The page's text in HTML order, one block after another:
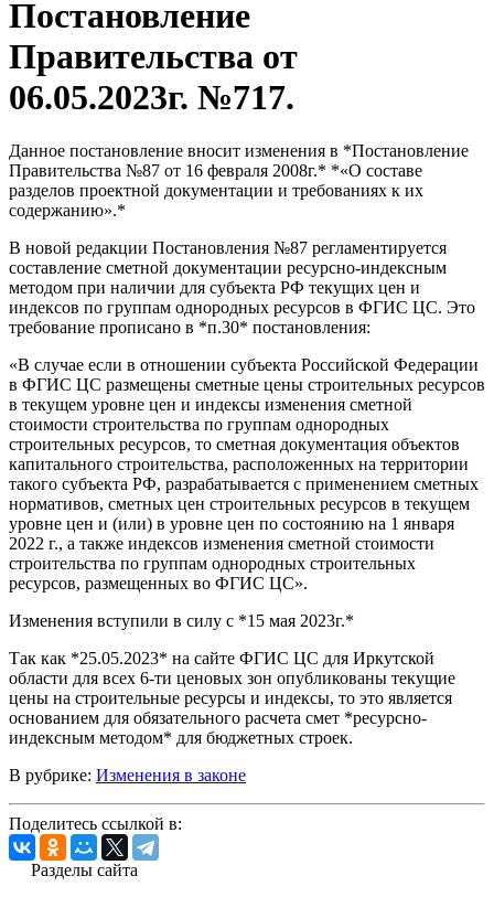
Постановление
Правительства от
06.05.2023г. №717.
Данное постановление вносит изменения в *Постановление
Правительства №87 от 16 февраля 2008г.* *«О составе
разделов проектной документации и требованиях к их
содержанию».*
В новой редакции Постановления №87 регламентируется
составление сметной документации ресурсно-индексным
методом при наличии для субъекта РФ текущих цен и
индексов по группам однородных ресурсов в ФГИС ЦС. Это
требование прописано в *п.30* постановления:
«В случае если в отношении субъекта Российской Федерации
в ФГИС ЦС размещены сметные цены строительных ресурсов
в текущем уровне цен и индексы изменения сметной
стоимости строительства по группам однородных
строительных ресурсов, то сметная документация объектов
капитального строительства, расположенных на территории
такого субъекта РФ, разрабатывается с применением сметных
нормативов, сметных цен строительных ресурсов в текущем
уровне цен и (или) в уровне цен по состоянию на 1 января
2022 г., а также индексов изменения сметной стоимости
строительства по группам однородных строительных
ресурсов, размещенных во ФГИС ЦС».
Изменения вступили в силу с *15 мая 2023г.*
Так как *25.05.2023* на сайте ФГИС ЦС для Иркутской
области для всех 6-ти ценовых зон опубликованы текущие
цены на строительные ресурсы и индексы, то это является
основанием для обязательного расчета смет *ресурсно-
индексным методом* для бюджетных строек.
В рубрике: Изменения в законе
Поделитесь ссылкой в:
Разделы сайта